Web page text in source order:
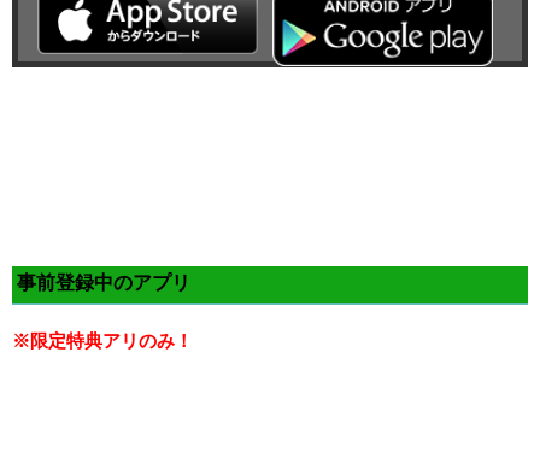
事前登録中のアプリ
※限定特典アリのみ！